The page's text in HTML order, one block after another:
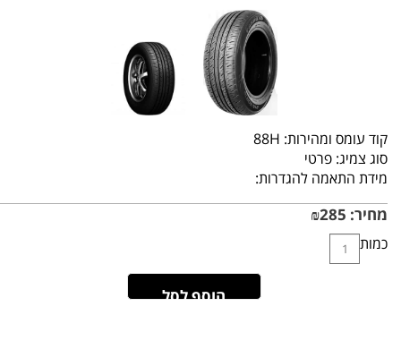
קוד עומס ומהירות: 88H
סוג צמיג: פרטי
מידת התאמה להגדרות:
מחיר: ₪285
כמות
הוסף לסל